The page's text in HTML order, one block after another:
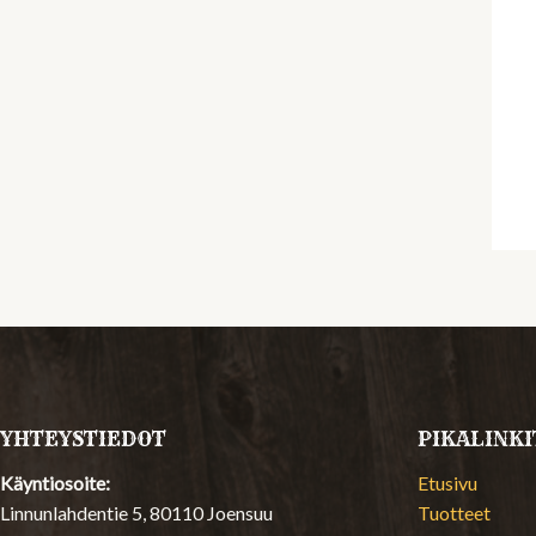
YHTEYSTIEDOT
Käyntiosoite:
Linnunlahdentie 5, 80110 Joensuu
Etusivu
Tuotteet